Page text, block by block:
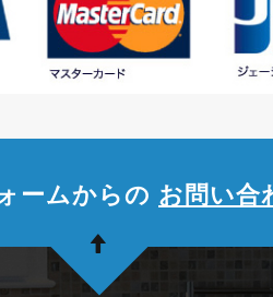
ームからの お問い合